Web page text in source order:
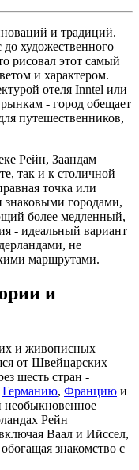
и традиций.
художественного
рисовал этот самый
и характером.
отеля Inntel или
- город обещает
путешественников,
Рейн, Заандам
так и к столичной
точка или
городами,
более медленный,
- идеальный вариант
не
маршрутами.
и
и живописных
от Швейцарских
шесть стран -
Германию, Францию и
необыкновенное
Рейн
Ваал и Ийссел,
знакомство с